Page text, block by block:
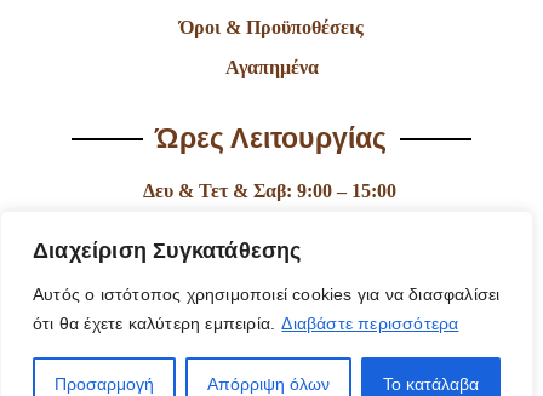
Διαχείριση Συγκατάθεσης
Αυτός ο ιστότοπος χρησιμοποιεί cookies για να διασφαλίσει
ότι θα έχετε καλύτερη εμπειρία. Διαβάστε περισσότερα
Προσαρμογή Απόρριψη όλων Το κατάλαβα
Όροι & Προϋποθέσεις
Αγαπημένα
Ώρες Λειτουργίας
Δευ & Τετ & Σαβ: 9:00 – 15:00
Κυρ: Κλειστά
© 2025 Fantasy Of Shiny | Κατασκευή Ιστοσελίδας